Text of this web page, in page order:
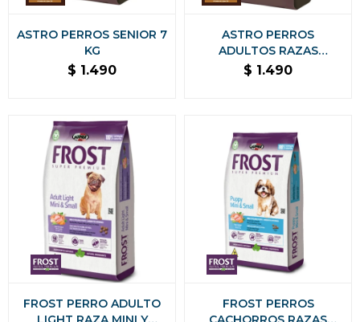
ASTRO PERROS SENIOR 7
KG
$ 1.490
ASTRO PERROS
ADULTOS RAZAS
PEQUEÑAS 7KG
$ 1.490
FROST PERRO ADULTO
FROST PERROS